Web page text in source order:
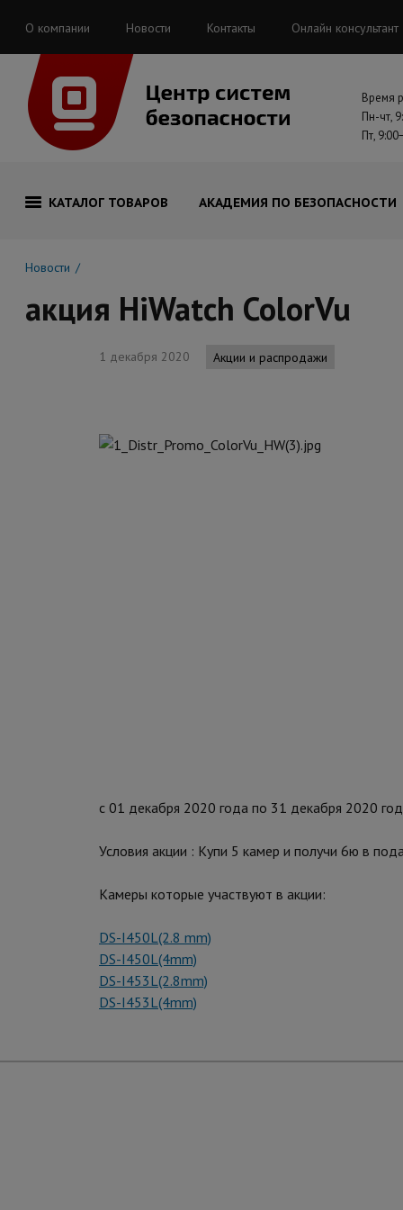
О компании Новости Контакты Онлайн консультант
Время
Пн-чт,
Пт,
КАТАЛОГ ТОВАРОВ АКАДЕМИЯ ПО БЕЗОПАСНОСТИ
Новости
акция HiWatch ColorVu
1 декабря 2020 Акции и распродажи
c 01 декабря 2020 года по 31 декабря 2020
Условия акции : Купи 5 камер и получи 6ю в
Камеры которые участвуют в акции:
DS-I450L(2.8 mm)
DS-I450L(4mm)
DS-I453L(2.8mm)
DS-I453L(4mm)